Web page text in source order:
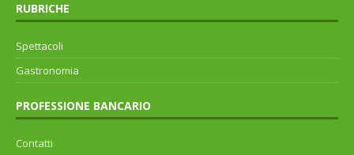
RUBRICHE
Spettacoli
Gastronomia
PROFESSIONE BANCARIO
Contatti